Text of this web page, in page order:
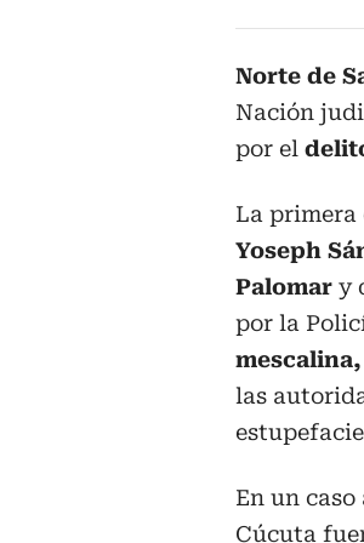
Norte de
Nación
por el
La primera
Yoseph
Palomar y
por la
las
En un
Cúcuta